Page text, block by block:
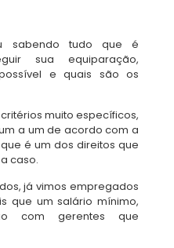
sabendo tudo que é
sua equiparação,
e quais são os
muito específicos,
a um de acordo com a
é um dos direitos que
caso.
já vimos empregados
que um salário mínimo,
com gerentes que